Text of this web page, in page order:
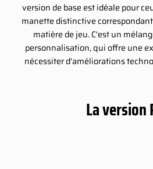
version de base est idéale pour
manette distinctive
matière de jeu. C'est un
personnalisation, qui offre une
nécessiter d'améliorations
La version